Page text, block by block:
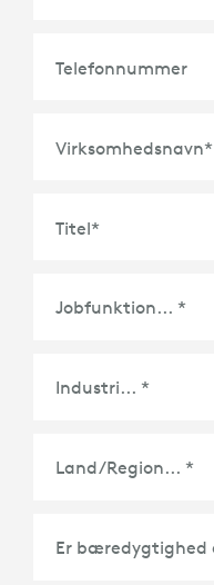
Telefonnummer
Virksomhedsnavn*
Titel*